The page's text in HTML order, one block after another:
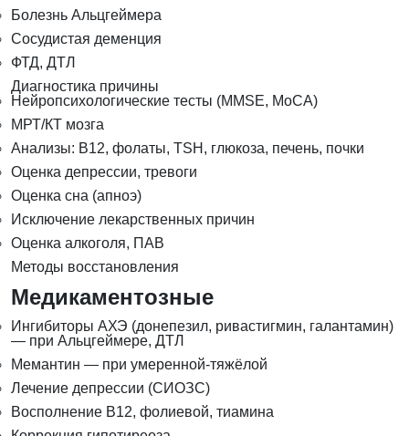
Болезнь Альцгеймера
Сосудистая деменция
ФТД, ДТЛ
Диагностика причины
Нейропсихологические тесты (MMSE, MoCA)
МРТ/КТ мозга
Анализы: B12, фолаты, TSH, глюкоза, печень, почки
Оценка депрессии, тревоги
Оценка сна (апноэ)
Исключение лекарственных причин
Оценка алкоголя, ПАВ
Методы восстановления
Медикаментозные
Ингибиторы АХЭ (донепезил, ривастигмин, галантамин)
— при Альцгеймере, ДТЛ
Мемантин — при умеренной-тяжёлой
Лечение депрессии (СИОЗС)
Восполнение B12, фолиевой, тиамина